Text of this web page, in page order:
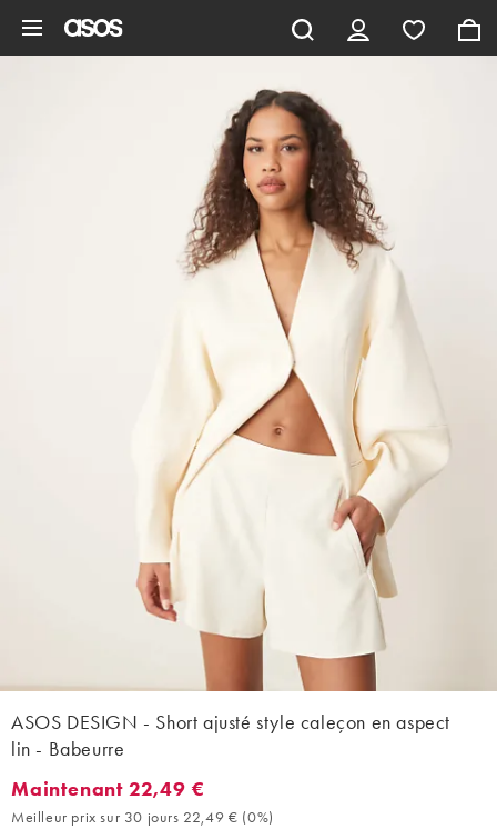
ASOS DESIGN - Short ajusté style caleçon en aspect
lin - Babeurre
Maintenant 22,49 €. Meilleur prix sur 30 jours 22,49 € (0%).
Maintenant 22,49 €
Meilleur prix sur 30 jours 22,49 € (0%)